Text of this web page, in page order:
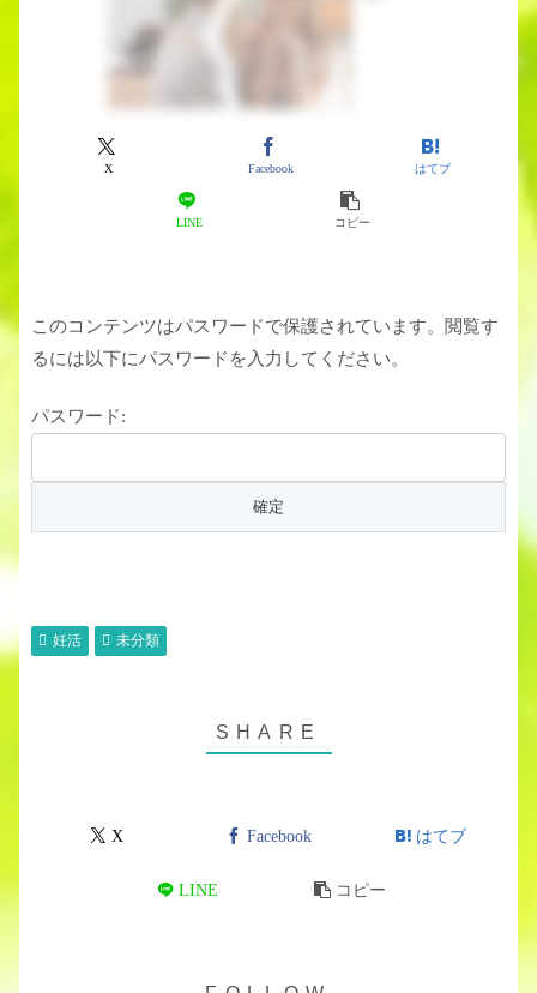
X Facebook はてブ
LINE コピー
このコンテンツはパスワードで保護されています。閲覧す
るには以下にパスワードを入力してください。
パスワード:
妊活 未分類
X Facebook はてブ
LINE コピー